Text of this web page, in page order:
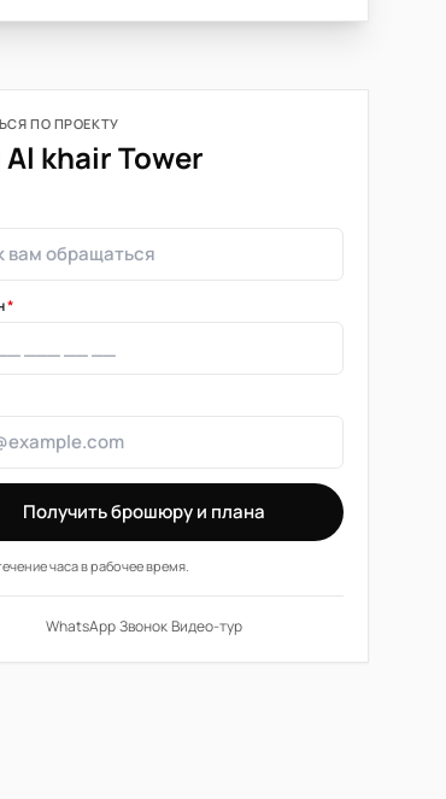
ПО ПРОЕКТУ
khair Tower
*
Получить брошюру и плана
часа в рабочее время.
WhatsApp·Звонок·Видео-тур